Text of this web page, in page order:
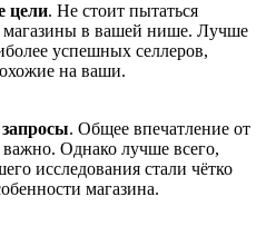
цели. Не стоит пытаться
магазины в вашей нише. Лучше
успешных селлеров,
на ваши.
. Общее впечатление от
важно. Однако лучше всего,
исследования стали чётко
магазина.